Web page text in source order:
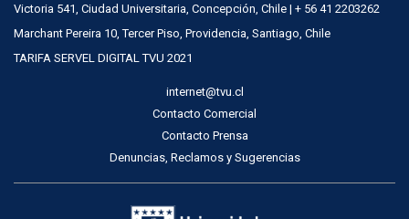
Victoria 541, Ciudad Universitaria, Concepción, Chile | + 56 41 2203262
Marchant Pereira 10, Tercer Piso, Providencia, Santiago, Chile
TARIFA SERVEL DIGITAL TVU 2021
internet@tvu.cl
Contacto Comercial
Contacto Prensa
Denuncias, Reclamos y Sugerencias